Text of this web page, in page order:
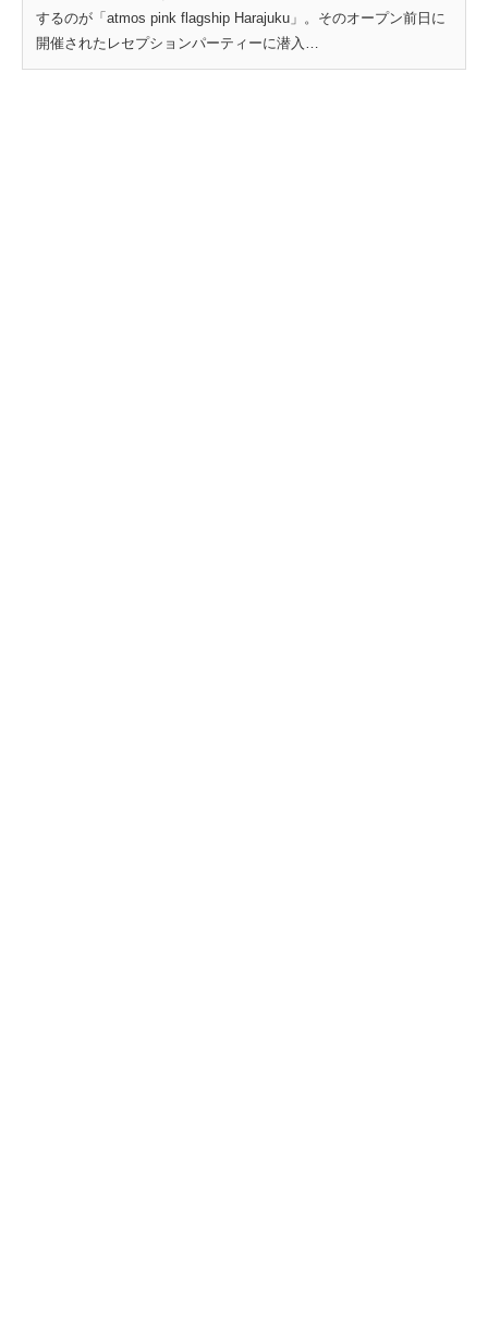
するのが「atmos pink flagship Harajuku」。そのオープン前日に
開催されたレセプションパーティーに潜入…